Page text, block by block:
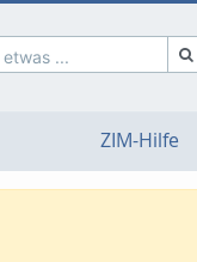
etwas ...
ZIM-Hilfe